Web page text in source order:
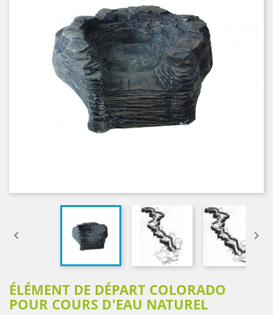
 
ÉLÉMENT DE DÉPART COLORADO
POUR COURS D'EAU NATUREL